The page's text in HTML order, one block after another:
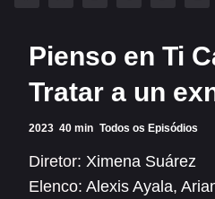
Dulce María
RBD
Alfonso Herrera
Pienso en Ti
Tratar a un
2023 40 min Todos os Episódios
Diretor: Ximena Suárez
Elenco: Alexis Ayala,